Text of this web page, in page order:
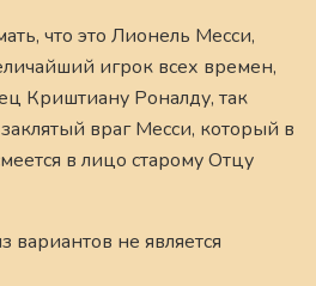
что это Лионель Месси,
игрок всех времен,
Криштиану Роналду, так
враг Месси, который в
в лицо старому Отцу
вариантов не является